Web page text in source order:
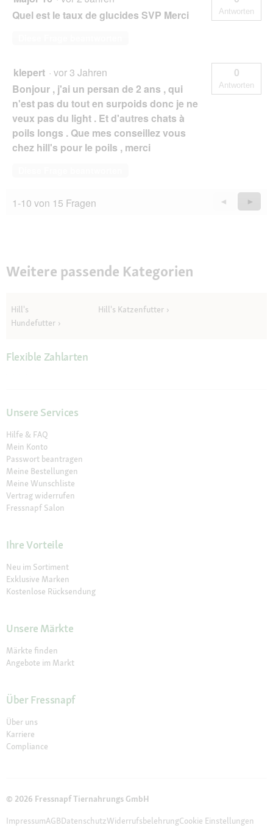
Quel est le taux de glucides SVP Merci
Antworten
klepert · vor 3 Jahren
Bonjour , j'ai un persan de 2 ans , qui
n'est pas du tout en surpoids donc je ne
veux pas du light . Et d'autres chats à
poils longs . Que mes conseillez vous
chez hill's pour le poils , merci
0
Antworten
1-10 von 15 Fragen
Zurück
Questions
◄
Weiter
►
Weitere passende Kategorien
Hill's
Hundefutter
Hill's Katzenfutter
Flexible Zahlarten
Unsere Services
Hilfe & FAQ
Mein Konto
Passwort beantragen
Meine Bestellungen
Meine Wunschliste
Vertrag widerrufen
Fressnapf Salon
Ihre Vorteile
Neu im Sortiment
Exklusive Marken
Kostenlose Rücksendung
Unsere Märkte
Märkte finden
Angebote im Markt
Über Fressnapf
Über uns
Karriere
Compliance
© 2026 Fressnapf Tiernahrungs GmbH
ImpressumAGBDatenschutzWiderrufsbelehrungCookie Einstellungen